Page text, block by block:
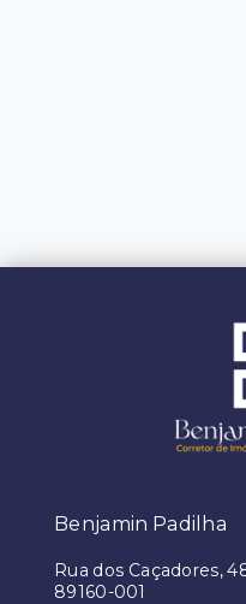
Benjamin Padilha
Rua dos Caçadores,
89160-001